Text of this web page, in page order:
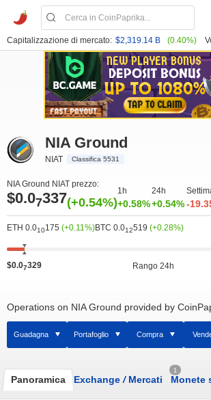
Capitalizzazione di mercato: $2,319.14 B (0.40%)
NIA Ground
NIAT Classifica 5531
NIA Ground NIAT prezzo:
$0.07337(+0.54%)
1h
+0.58%
24h
+0.54%-
ETH 0.010175 (+0.11%)BTC 0.012519 (+0.28%)
$0.07329 Rango 24h
Operations on NIA Ground provided by
Guadagna Portafoglio Compra
Panoramica Exchange /Mercati
1
Monete